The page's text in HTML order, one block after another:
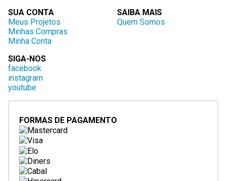
SUA CONTA
Meus Projetos
Minhas Compras
Minha Conta
SAIBA MAIS
Quem Somos
SIGA-NOS
facebook
instagram
youtube
FORMAS DE PAGAMENTO